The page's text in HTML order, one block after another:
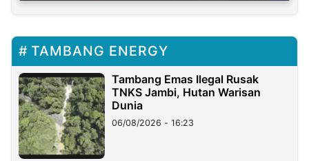
TAMBANG ENERGY
Tambang Emas Ilegal Rusak
TNKS Jambi, Hutan Warisan
Dunia
06/08/2026 - 16:23